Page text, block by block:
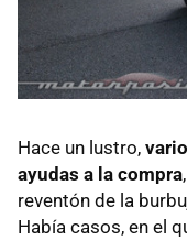
Hace un lustro,
ayudas a la compra
reventón de la
Había casos, en el